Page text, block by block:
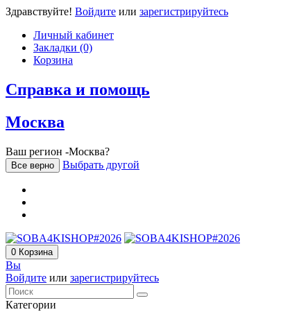
Здравствуйте! Войдите или зарегистрируйтесь
Личный кабинет
Закладки (0)
Корзина
Справка и помощь
Москва
Ваш регион -Москва?
Все верно Выбрать другой
0 Корзина
Вы
Войдите или зарегистрируйтесь
Категории